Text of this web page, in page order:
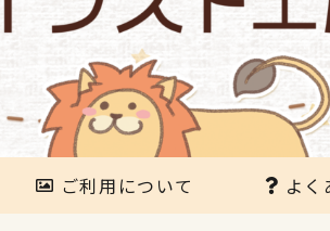
ご利用について よく